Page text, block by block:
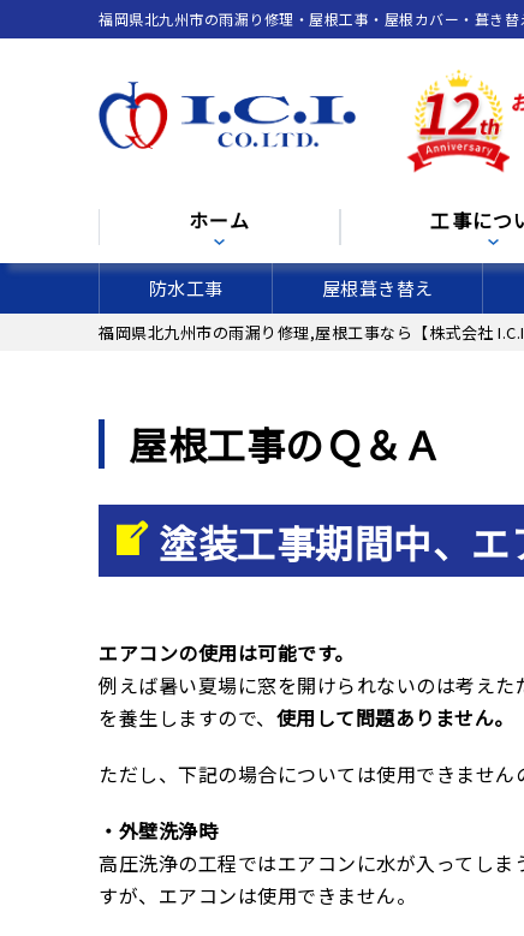
福岡県北九州市の雨漏り修理・屋根工事・屋根カバー・葺き
ホーム 工事につ
防水工事 屋根葺き替え
福岡県北九州市の雨漏り修理,屋根工事なら【株式会社 I.C.I.
屋根工事のＱ＆Ａ
塗装工事期間中、
エアコンの使用は可能です。
例えば暑い夏場に窓を開けられないのは考え
を養生しますので、 使用して問題ありません。
ただし、下記の場合については使用できません
・外壁洗浄時
高圧洗浄の工程ではエアコンに水が入ってし
すが、エアコンは使用できません。